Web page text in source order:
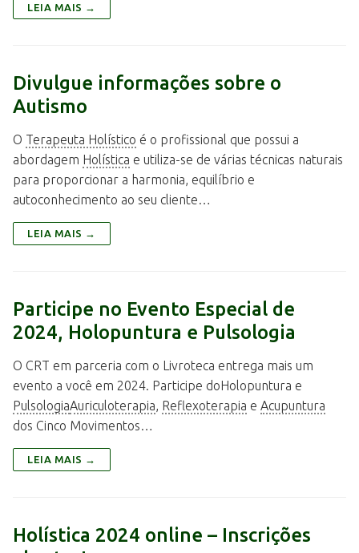
LEIA MAIS →
Divulgue informações sobre o
Autismo
O Terapeuta Holístico é o profissional que possui a
abordagem Holística e utiliza-se de várias técnicas naturais
para proporcionar a harmonia, equilíbrio e
autoconhecimento ao seu cliente…
LEIA MAIS →
Participe no Evento Especial de
2024, Holopuntura e Pulsologia
O CRT em parceria com o Livroteca entrega mais um
evento a você em 2024. Participe doHolopuntura e
PulsologiaAuriculoterapia, Reflexoterapia e Acupuntura
dos Cinco Movimentos…
LEIA MAIS →
Holística 2024 online – Inscrições